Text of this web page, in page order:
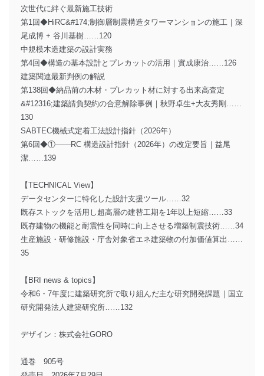
次世代に絆ぐ最新施工技術
第1回◆HiRC&#174;制御層制震構造タワーマンションの施工｜深
尾成博 + 谷川基樹……120
中規模木造建築の設計実務
第4回◆構造の基本設計とプレカットの活用｜實成康治……126
建築関連最新判例の解説
第138回◆納品前の木材・プレカット材に対する出来高査定
&#12316;建築請負契約の合意解除事例｜秋野卓生+大友秀剛……
130
SABTEC機械式定着工法設計指針（2026年）
第6回◆①――RC 構造設計指針（2026年）の改定要旨｜益尾
潔……139
【TECHNICAL View】
データセンターに特化した設計支援ツール……32
既存ストックを活用し超高層の建替工期を1年以上短縮……33
既存建物の機能と耐震性を同時に向上させる増築制震技術……34
生産施設・研修施設・庁舎対象省エネ建築物の付加価値算出……
35
【BRI news & topics】
令和6・7年度に建築研究所で取り組んだ主な研究開発課題｜国立
研究開発法人建築研究所……132
デザイン：株式会社GORO
通巻 905号